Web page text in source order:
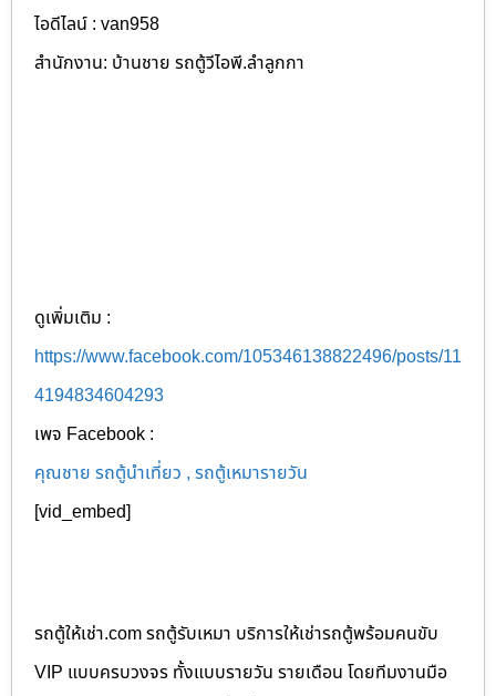
ไอดีไลน์ : van958
สำนักงาน: บ้านชาย รถตู้วีไอพี.ลำลูกกา
ดูเพิ่มเติม :
https://www.facebook.com/105346138822496/posts/11
4194834604293
เพจ Facebook :
คุณชาย รถตู้นำเที่ยว , รถตู้เหมารายวัน
[vid_embed]
รถตู้ให้เช่า.com รถตู้รับเหมา บริการให้เช่ารถตู้พร้อมคนขับ
VIP แบบครบวงจร ทั้งแบบรายวัน รายเดือน โดยทีมงานมือ